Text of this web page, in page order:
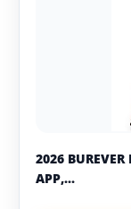
2026 BUREVER
APP,...